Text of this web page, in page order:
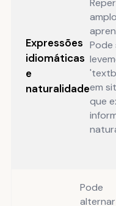
Expressões
idiomáticas
e
naturalidade
Pode
em
que
Pode
alternar